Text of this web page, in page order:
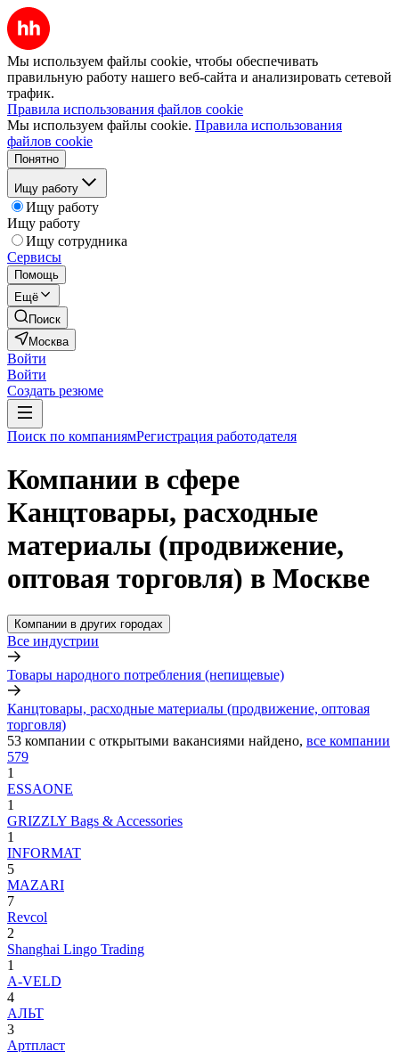
Мы используем файлы cookie, чтобы обеспечивать
правильную работу нашего веб-сайта и анализировать сетевой
трафик.
Правила использования файлов cookie
Мы используем файлы cookie. Правила использования
файлов cookie
Понятно
Ищу работу
Ищу работу
Ищу работу
Ищу сотрудника
Сервисы
Помощь
Ещё
Поиск
Москва
Войти
Войти
Создать резюме
Поиск по компаниямРегистрация работодателя
Компании в сфере
Канцтовары, расходные
материалы (продвижение,
оптовая торговля) в Москве
Компании в других городах
Все индустрии
Товары народного потребления (непищевые)
Канцтовары, расходные материалы (продвижение, оптовая
торговля)
53 компании с открытыми вакансиями найдено, все компании
579
1
ESSAONE
1
GRIZZLY Bags & Accessories
1
INFORMAT
5
MAZARI
7
Revcol
2
Shanghai Lingo Trading
1
А-VELD
4
АЛЬТ
3
Артпласт